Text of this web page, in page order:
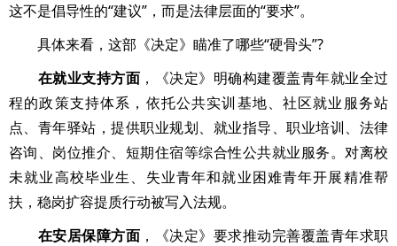
这不是倡导性的“建议”，而是法律层面的“要求”。
具体来看，这部《决定》瞄准了哪些“硬骨头”?
在就业支持方面 ，《决定》明确构建覆盖青年就业全过
程的政策支持体系，依托公共实训基地、社区就业服务站
点、青年驿站，提供职业规划、就业指导、职业培训、法律
咨询、岗位推介、短期住宿等综合性公共就业服务。对离校
未就业高校毕业生、失业青年和就业困难青年开展精准帮
扶，稳岗扩容提质行动被写入法规。
在安居保障方面 ，《决定》要求推动完善覆盖青年求职